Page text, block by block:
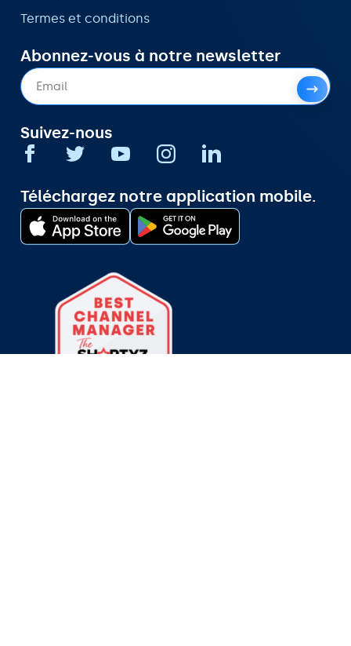
Termes et conditions
Abonnez-vous à notre newsletter
Suivez-nous
Téléchargez notre application mobile.